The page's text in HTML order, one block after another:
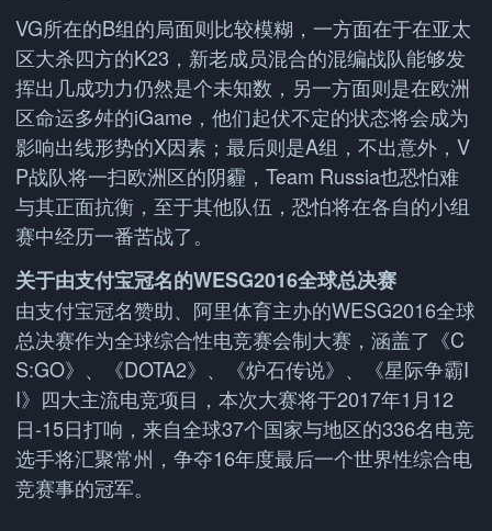
VG所在的B组的局面则比较模糊，一方面在于在亚太
区大杀四方的K23，新老成员混合的混编战队能够发
挥出几成功力仍然是个未知数，另一方面则是在欧洲
区命运多舛的iGame，他们起伏不定的状态将会成为
影响出线形势的X因素；最后则是A组，不出意外，V
P战队将一扫欧洲区的阴霾，Team Russia也恐怕难
与其正面抗衡，至于其他队伍，恐怕将在各自的小组
赛中经历一番苦战了。
关于由支付宝冠名的WESG2016全球总决赛
由支付宝冠名赞助、阿里体育主办的WESG2016全球
总决赛作为全球综合性电竞赛会制大赛，涵盖了《C
S:GO》、《DOTA2》、《炉石传说》、《星际争霸I
I》四大主流电竞项目，本次大赛将于2017年1月12
日-15日打响，来自全球37个国家与地区的336名电竞
选手将汇聚常州，争夺16年度最后一个世界性综合电
竞赛事的冠军。